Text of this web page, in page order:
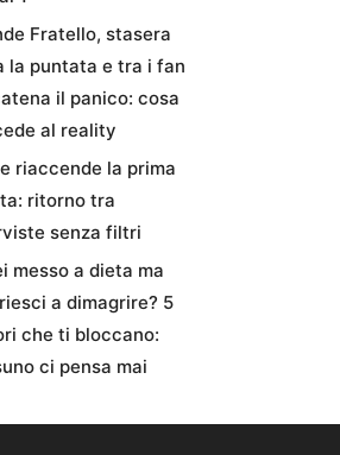
Fratello, stasera
la puntata e tra i fan
il panico: cosa
al reality
riaccende la prima
ritorno tra
senza filtri
messo a dieta ma
a dimagrire? 5
che ti bloccano:
ci pensa mai